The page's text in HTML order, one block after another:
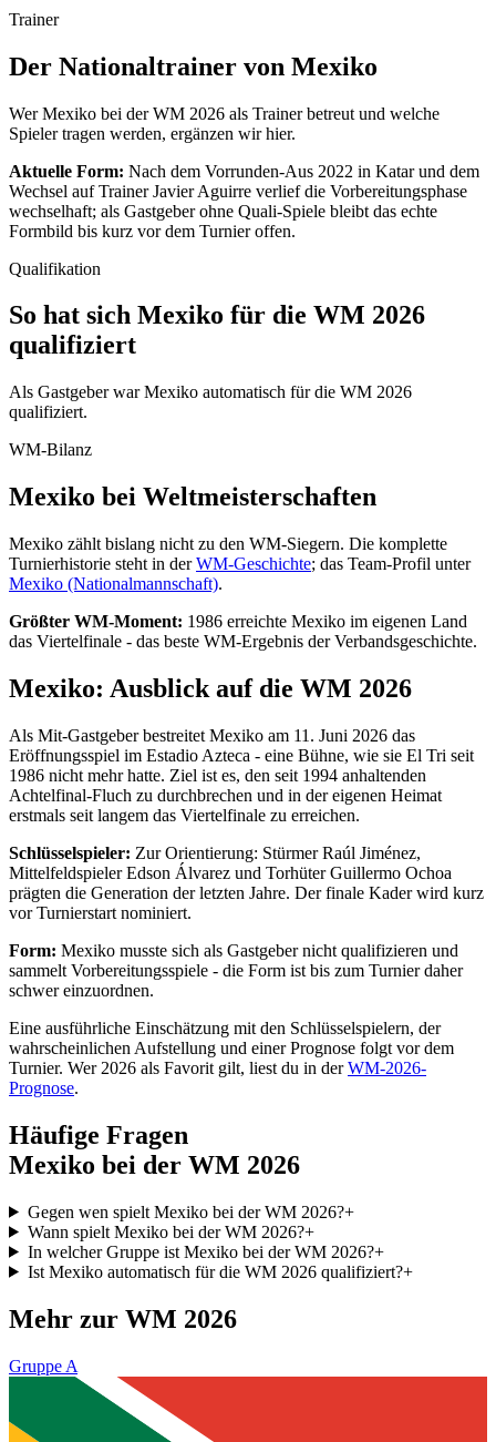
Trainer
Der Nationaltrainer von Mexiko
Wer Mexiko bei der WM 2026 als Trainer betreut und welche
Spieler tragen werden, ergänzen wir hier.
Aktuelle Form: Nach dem Vorrunden-Aus 2022 in Katar und dem
Wechsel auf Trainer Javier Aguirre verlief die Vorbereitungsphase
wechselhaft; als Gastgeber ohne Quali-Spiele bleibt das echte
Formbild bis kurz vor dem Turnier offen.
Qualifikation
So hat sich Mexiko für die WM 2026
qualifiziert
Als Gastgeber war Mexiko automatisch für die WM 2026
qualifiziert.
WM-Bilanz
Mexiko bei Weltmeisterschaften
Mexiko zählt bislang nicht zu den WM-Siegern. Die komplette
Turnierhistorie steht in derWM-Geschichte; das Team-Profil unter
Mexiko (Nationalmannschaft).
Größter WM-Moment: 1986 erreichte Mexiko im eigenen Land
das Viertelfinale - das beste WM-Ergebnis der Verbandsgeschichte.
Mexiko: Ausblick auf die WM 2026
Als Mit-Gastgeber bestreitet Mexiko am 11. Juni 2026 das
Eröffnungsspiel im Estadio Azteca - eine Bühne, wie sie El Tri seit
1986 nicht mehr hatte. Ziel ist es, den seit 1994 anhaltenden
Achtelfinal-Fluch zu durchbrechen und in der eigenen Heimat
erstmals seit langem das Viertelfinale zu erreichen.
Schlüsselspieler: Zur Orientierung: Stürmer Raúl Jiménez,
Mittelfeldspieler Edson Álvarez und Torhüter Guillermo Ochoa
prägten die Generation der letzten Jahre. Der finale Kader wird kurz
vor Turnierstart nominiert.
Form: Mexiko musste sich als Gastgeber nicht qualifizieren und
sammelt Vorbereitungsspiele - die Form ist bis zum Turnier daher
schwer einzuordnen.
Eine ausführliche Einschätzung mit den Schlüsselspielern, der
wahrscheinlichen Aufstellung und einer Prognose folgt vor dem
Turnier. Wer 2026 als Favorit gilt, liest du in derWM-2026-
Prognose.
Häufige Fragen
Mexiko bei der WM 2026
Gegen wen spielt Mexiko bei der WM 2026?+
Wann spielt Mexiko bei der WM 2026?+
In welcher Gruppe ist Mexiko bei der WM 2026?+
Ist Mexiko automatisch für die WM 2026 qualifiziert?+
Mehr zur WM 2026
Gruppe A